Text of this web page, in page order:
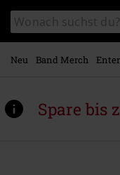
Hauptinhalt
springen
Katalog
durchsuchen
Neu Band Merch
Spare bis